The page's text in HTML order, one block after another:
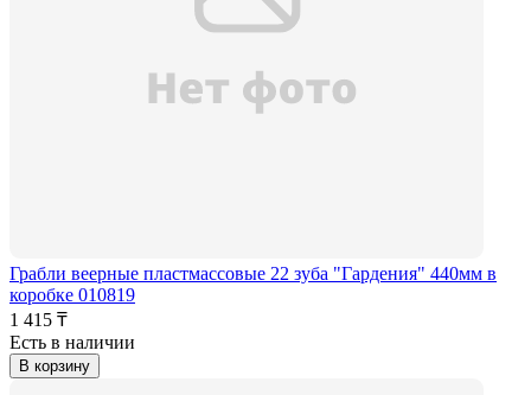
Грабли веерные пластмассовые 22 зуба "Гардения" 440мм в
коробке 010819
1 415 ₸
Есть в наличии
В корзину